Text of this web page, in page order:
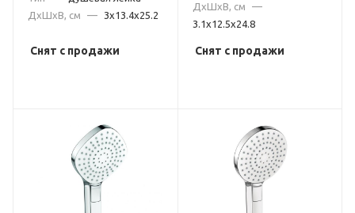
ДxШxВ, см
— 3x13.4x25.2
Снят с продажи
ДxШxВ, см
—
3.1x12.5x24.8
Снят с продажи